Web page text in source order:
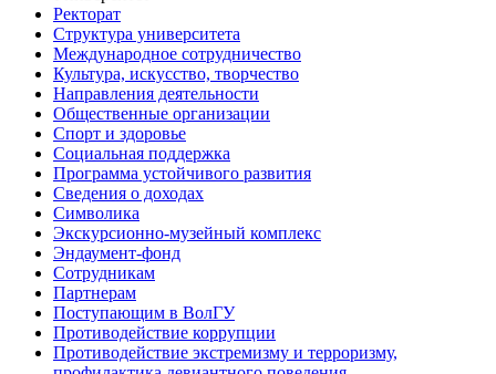
Ректорат
Структура университета
Международное сотрудничество
Культура, искусство, творчество
Направления деятельности
Общественные организации
Спорт и здоровье
Социальная поддержка
Программа устойчивого развития
Сведения о доходах
Символика
Экскурсионно-музейный комплекс
Эндаумент-фонд
Сотрудникам
Партнерам
Поступающим в ВолГУ
Противодействие коррупции
Противодействие экстремизму и терроризму,